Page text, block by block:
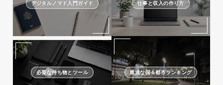
デジタルノマド入門ガイド 仕事と収入の作り方
必要な持ち物とツール 最適な国＆都市ランキング